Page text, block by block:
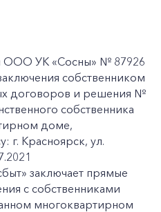
ООО УК «Сосны» № 87926
собственником
договоров и решения №
собственника
доме,
г. Красноярск, ул.
заключает прямые
с собственниками
многоквартирном